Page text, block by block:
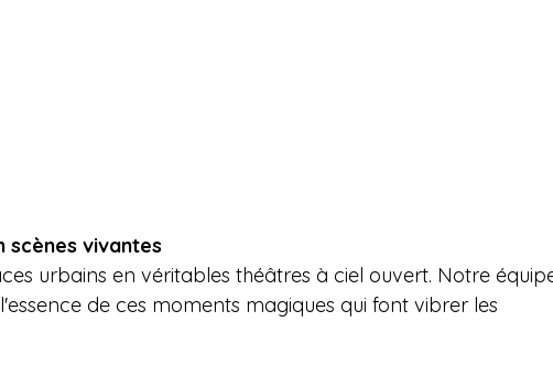
scènes vivantes
urbains en véritables théâtres à ciel ouvert. Notre
de ces moments magiques qui font vibrer les